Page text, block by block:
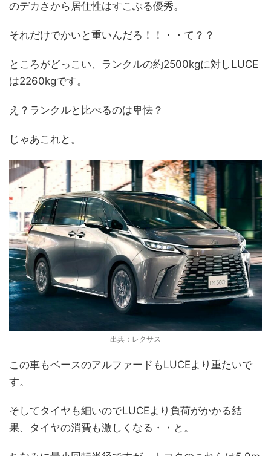
のデカさから居住性はすこぶる優秀。
それだけでかいと重いんだろ！！・・て？？
ところがどっこい、ランクルの約2500kgに対しLUCE
は2260kgです。
え？ランクルと比べるのは卑怯？
じゃあこれと。
出典：レクサス
この車もベースのアルファードもLUCEより重たいで
す。
そしてタイヤも細いのでLUCEより負荷がかかる結
果、タイヤの消費も激しくなる・・と。